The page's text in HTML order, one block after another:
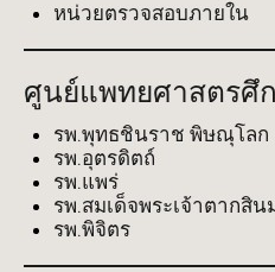
หน่วยตรวจสอบภายใน
ศูนย์แพทยศาสตรศึ
รพ.พุทธชินราช พิษณุโลก
รพ.อุตรดิตถ์
รพ.แพร่
รพ.สมเด็จพระเจ้าตากสิ
รพ.พิจิตร